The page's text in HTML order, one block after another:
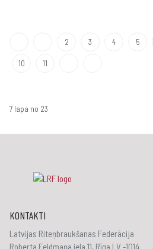
2 3 4 5
10 11
7 lapa no 23
KONTAKTI
Latvijas Riteņbraukšanas Federācija
Roberta Feldmaņa iela 11, Rīga LV -1014